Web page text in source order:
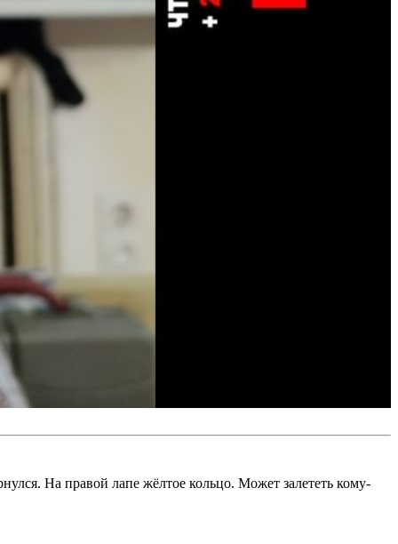
На правой лапе жёлтое кольцо. Может залететь кому-